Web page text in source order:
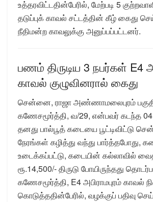
உத்தரவிட்டதின்பேரில், மேற்படி 5
தடுப்புக் காவல் சட்டத்தின் கீழ் கைது
நீதிமன்ற காவலுக்கு அனுப்பப்பட்டனர்.
பணம் திருடிய 3 நபர்கள் E4
காவல் குழுவினரால் கைது
சென்னை, ராஜா அண்ணாமலைபுரம்
கணேசமூர்த்தி, வ/29, என்பவர் கடந்த
தனது பால்பூத் கடையை பூட்டிவிட்டு
நேரங்கள் கழித்து வந்து பார்த்தபோது,
உடைக்கப்பட்டு, கடையின் கல்லாவில்
ரூ.14,500/- திருடு போயிருந்தது
கணேசமூர்த்தி, E4 அபிராமபுரம் காவல்
கொடுத்ததின்பேரில், வழக்குப் பதிவு